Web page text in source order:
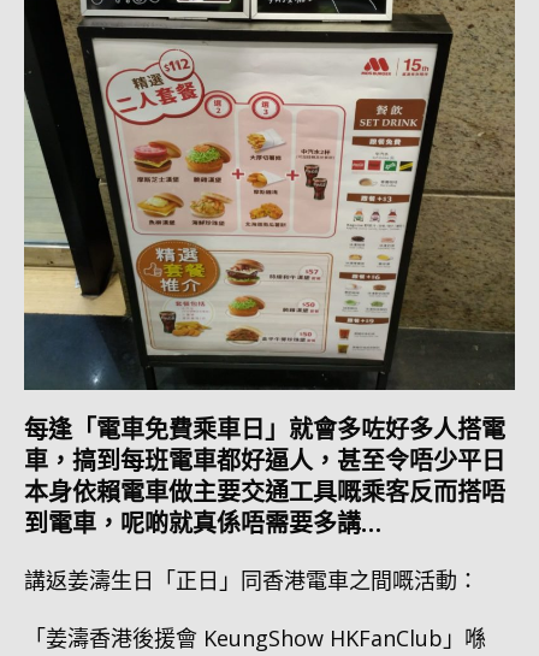
每逢「電車免費乘車日」就會多咗好多人搭電
車，搞到每班電車都好逼人，甚至令唔少平日
本身依賴電車做主要交通工具嘅乘客反而搭唔
到電車，呢啲就真係唔需要多講…
講返姜濤生日「正日」同香港電車之間嘅活動：
「姜濤香港後援會 KeungShow HKFanClub」喺